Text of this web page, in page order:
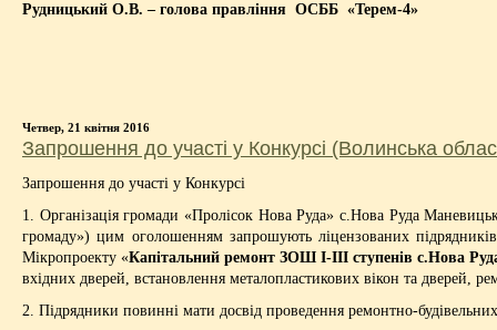
Рудницький О.В. – голова правління ОСББ «Терем-4»
Четвер, 21 квітня 2016
Запрошення до участі у Конкурсі (Волинська
Запрошення до участі у Конкурсі
1. Організація громади «Пролісок Нова Руда» с.Нова Руда
громаду») цим оголошенням запрошують ліцензованих
Мікропроекту «Капітальний ремонт ЗОШ І-ІІІ ступенів с.Нова
вхідних дверей, встановлення металопластикових вікон та дверей,
2. Підрядники повинні мати досвід проведення ремонтно-